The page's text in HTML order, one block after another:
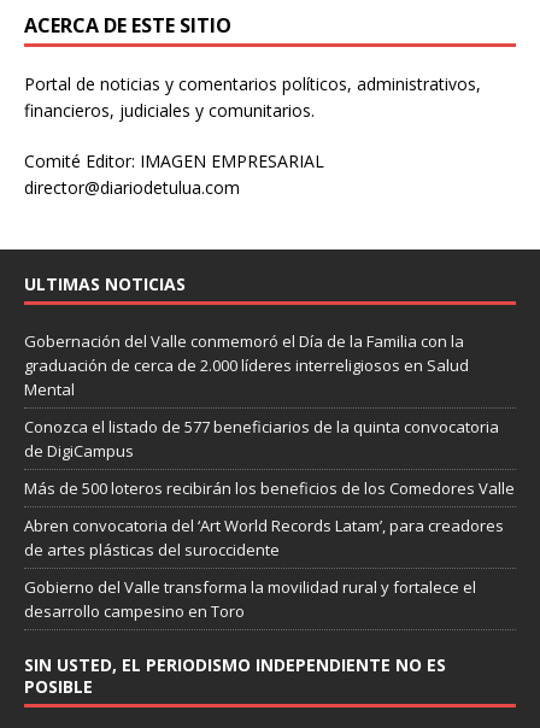
ACERCA DE ESTE SITIO
Portal de noticias y comentarios políticos, administrativos,
financieros, judiciales y comunitarios.
Comité Editor: IMAGEN EMPRESARIAL
director@diariodetulua.com
ULTIMAS NOTICIAS
Gobernación del Valle conmemoró el Día de la Familia con la
graduación de cerca de 2.000 líderes interreligiosos en Salud
Mental
Conozca el listado de 577 beneficiarios de la quinta convocatoria
de DigiCampus
Más de 500 loteros recibirán los beneficios de los Comedores Valle
Abren convocatoria del ‘Art World Records Latam’, para creadores
de artes plásticas del suroccidente
Gobierno del Valle transforma la movilidad rural y fortalece el
desarrollo campesino en Toro
SIN USTED, EL PERIODISMO INDEPENDIENTE NO ES
POSIBLE